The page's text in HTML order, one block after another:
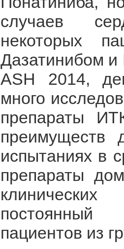
случаев
некоторых
Дазатинибом
ASH 2014,
много
препараты
преимуществ
испытаниях в
препараты
постоянный
пациентов из